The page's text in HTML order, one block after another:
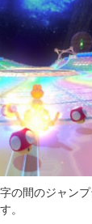
の間のジャン
。